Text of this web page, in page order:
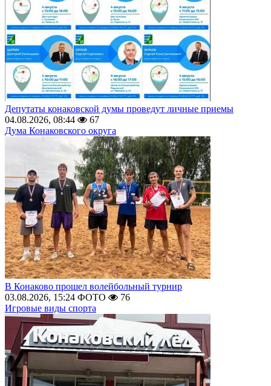
Депутаты конаковской думы проведут личные приемы
04.08.2026, 08:44
67
Дума Конаковского округа
В Конаково прошел волейбольный турнир
03.08.2026, 15:24 ФОТО
76
Игровые виды спорта